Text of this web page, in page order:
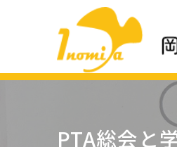
PTA総会と